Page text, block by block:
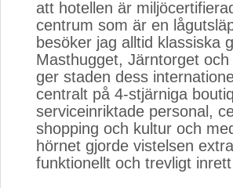
att hotellen är
centrum som är en
besöker jag alltid klassiska
Masthugget, Järntorget
ger staden dess
centralt på 4-stjärniga
serviceinriktade personal,
shopping och kultur och
hörnet gjorde vistelsen
funktionellt och trevligt